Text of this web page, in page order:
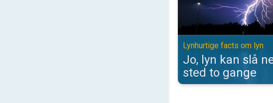
Lynhurtige facts om lyn
Jo, lyn kan slå
sted to gange